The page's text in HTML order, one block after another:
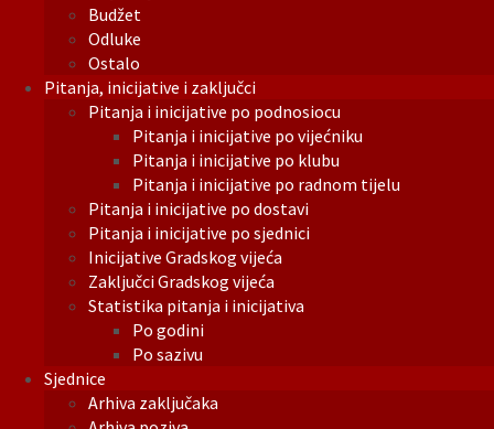
Budžet
Odluke
Ostalo
Pitanja, inicijative i zaključci
Pitanja i inicijative po podnosiocu
Pitanja i inicijative po vijećniku
Pitanja i inicijative po klubu
Pitanja i inicijative po radnom tijelu
Pitanja i inicijative po dostavi
Pitanja i inicijative po sjednici
Inicijative Gradskog vijeća
Zaključci Gradskog vijeća
Statistika pitanja i inicijativa
Po godini
Po sazivu
Sjednice
Arhiva zaključaka